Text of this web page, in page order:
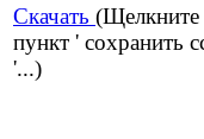
Скачать
пункт ' сохранить
'...)